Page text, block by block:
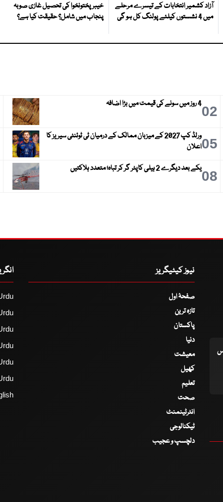
آزاد کشمیر انتخابات کے تیسرے مرحلے
میں 4 نشستوں کیلئے پولنگ کل ہو گی
خیبر پختونخوا کی تحصیل غازی صوبہ
پنجاب میں شامل؟ حقیقت کیا ہے؟
024 روز میں سونے کی قیمت میں بڑا اضافہ
05
ورلڈ کپ 2027 کے میزبان ممالک کے درمیان ٹی ٹوئنٹی سیریز کا
اعلان
08یکے بعد دیگرے 2 ہیلی کاپٹر گر کر تباہ؛ متعدد ہلاکتیں
نیوز کیٹیگریز
صفحۂ اول
تازہ ترین
پاکستان
دنیا
معیشت
کھیل
تعلیم
صحت
انٹرٹینمنٹ
ٹیکنالوجی
دلچسپ و عجیب